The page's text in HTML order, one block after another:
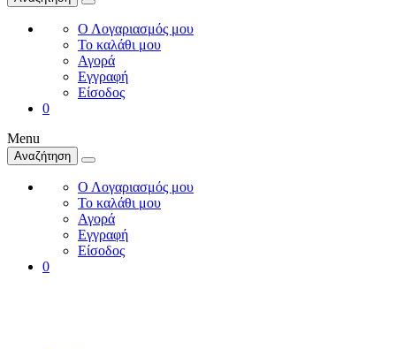
Ο Λογαριασμός μου
Το καλάθι μου
Αγορά
Εγγραφή
Είσοδος
0
Menu
Αναζήτηση
Ο Λογαριασμός μου
Το καλάθι μου
Αγορά
Εγγραφή
Είσοδος
0